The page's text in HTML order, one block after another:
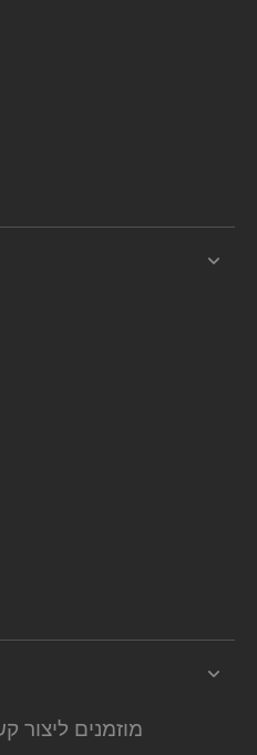
מוזמנים ליצור